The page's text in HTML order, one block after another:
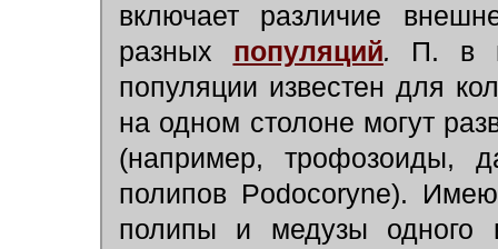
включает различие
разных популяций. П. в
популяции известен для
на одном столоне могут
(например, трофозоиды,
полипов Podocoryne).
полипы и медузы